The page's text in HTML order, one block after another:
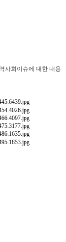
사회이슈에 대한 내용